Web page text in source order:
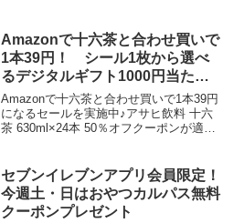
1,000名限定5,000円以上の購入で
50％OFF...
Amazonで十六茶と合わせ買いで
1本39円！ シール1枚から選べ
るデジタルギフト1000円当た
る！2,500円以上でJOYジェルタ
ブが実質無料
Amazonで十六茶と合わせ買いで1本39円
になるセールを実施中♪アサヒ飲料 十六
茶 630ml×24本 50％オフクーポンが適用
あり）【Amazon.co.jp限...
セブンイレブンアプリ会員限定！
今週土・日はおやつカルパス無料
クーポンプレゼント